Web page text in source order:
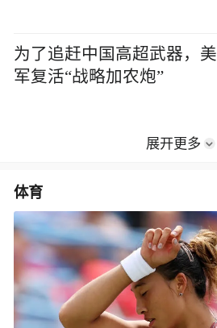
为了追赶中国高超武器，美
军复活“战略加农炮”
展开更多
体育